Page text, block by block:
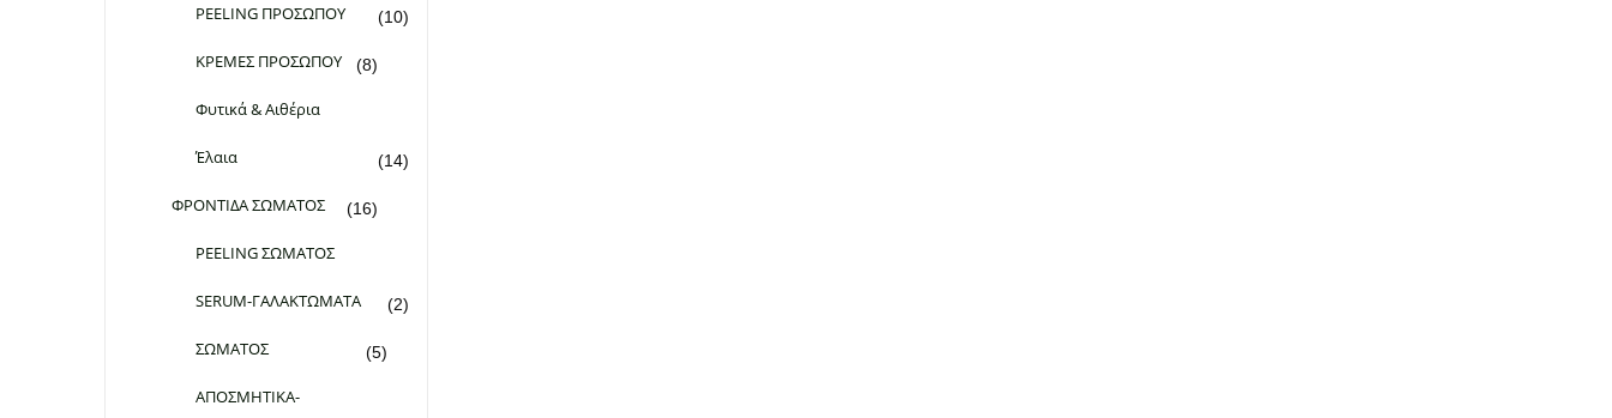
PEELING ΠΡΟΣΩΠΟΥ (10)
ΚΡΕΜΕΣ ΠΡΟΣΩΠΟΥ (8)
Φυτικά & Αιθέρια
Έλαια (14)
ΦΡΟΝΤΙΔΑ ΣΩΜΑΤΟΣ (16)
PEELING ΣΩΜΑΤΟΣ
(2)
SERUM-ΓΑΛΑΚΤΩΜΑΤΑ
ΣΩΜΑΤΟΣ (5)
ΑΠΟΣΜΗΤΙΚΑ-